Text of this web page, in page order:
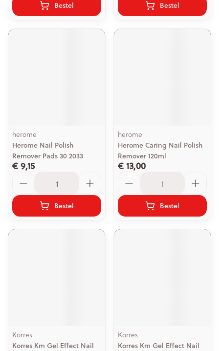
Bestel Bestel
herome
Herome Nail Polish
Remover Pads 30 2033
€ 9,15
Bestel
herome
Herome Caring Nail Polish
Remover 120ml
€ 13,00
Bestel
Korres
Korres Km Gel Effect Nail
Korres
Korres Km Gel Effect Nail